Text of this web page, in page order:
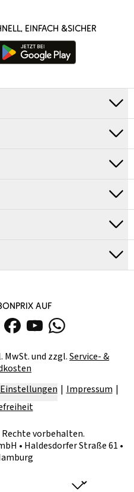
EINFACH &SICHER
AUF
MwSt. und zzgl.Service- &
Impressum
vorbehalten.
• Haldesdorfer Straße 61 •